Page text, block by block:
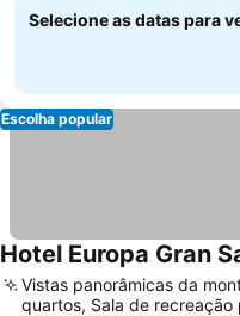
Selecione as datas para
Escolha popular
Hotel Europa Gran
Vistas panorâmicas da
quartos, Sala de recreação